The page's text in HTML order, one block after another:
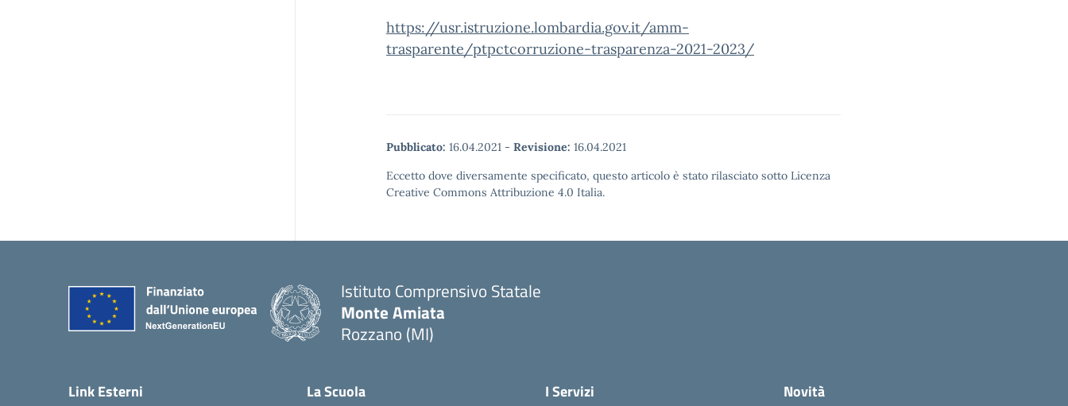
https://usr.istruzione.lombardia.gov.it/amm-
trasparente/ptpctcorruzione-trasparenza-2021-2023/
Pubblicato: 16.04.2021 - Revisione: 16.04.2021
Eccetto dove diversamente specificato, questo articolo è stato rilasciato sotto Licenza
Creative Commons Attribuzione 4.0 Italia.
Istituto Comprensivo Statale
Monte Amiata
Rozzano (MI)
Link Esterni La Scuola I Servizi Novità